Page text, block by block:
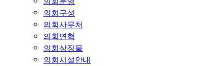
의회구성
의회사무처
의회연혁
의회상징물
의회시설안내